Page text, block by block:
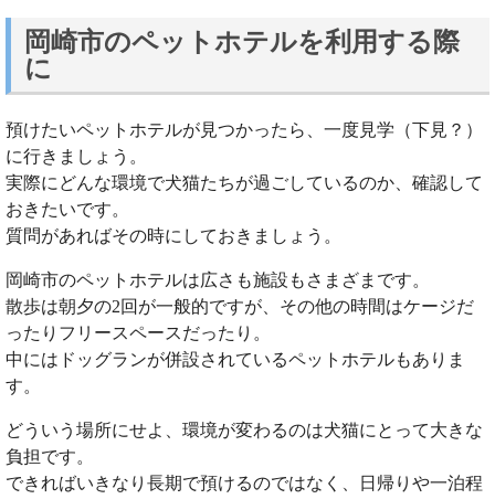
岡崎市のペットホテルを利用する際
に
預けたいペットホテルが見つかったら、一度見学（下見？）
に行きましょう。
実際にどんな環境で犬猫たちが過ごしているのか、確認して
おきたいです。
質問があればその時にしておきましょう。
岡崎市のペットホテルは広さも施設もさまざまです。
散歩は朝夕の2回が一般的ですが、その他の時間はケージだ
ったりフリースペースだったり。
中にはドッグランが併設されているペットホテルもありま
す。
どういう場所にせよ、環境が変わるのは犬猫にとって大きな
負担です。
できればいきなり長期で預けるのではなく、日帰りや一泊程